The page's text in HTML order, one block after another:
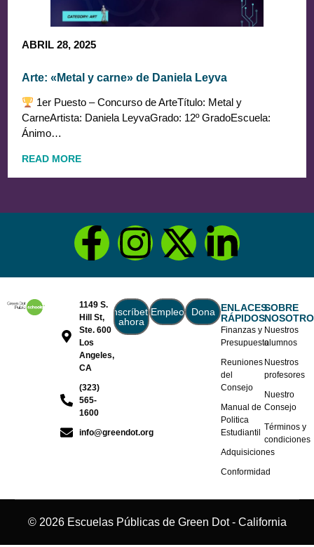
ABRIL 28, 2025
Arte: «Metal y carne» de Daniela Leyva
1er Puesto – Concurso de ArteTítulo: Metal y
CarneArtista: Daniela LeyvaGrado: 12º GradoEscuela:
Ánimo…
READ MORE
1149 S.
Hill St,
Ste. 600
Los
Angeles,
CA
(323)
565-
1600
info@greendot.org
Inscríbete
ahora
Empleo Dona ENLACES
RÁPIDOS
Finanzas y
Presupuesto
Reuniones
del
Consejo
Manual de
Politica
Estudiantil
Adquisiciones
Conformidad
SOBRE
Nuestros
alumnos
Nuestros
profesores
Nuestro
Consejo
Términos y
condiciones
© 2026 Escuelas Públicas de Green Dot - California